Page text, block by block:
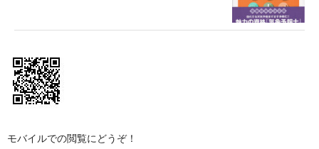
モバイルでの閲覧にどうぞ！